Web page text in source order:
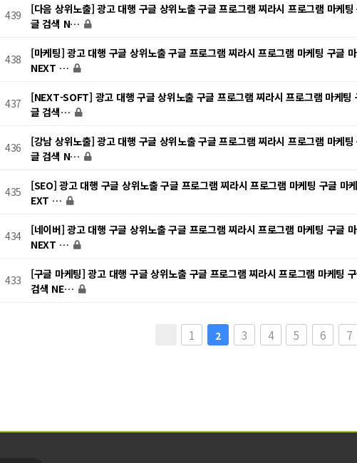
439
[다음 상위노출] 광고 대행 구글 상위노출 구글 프로그램 찌라시 프로그램 마케팅
글 검색 N…
438
[마케팅] 광고 대행 구글 상위노출 구글 프로그램 찌라시 프로그램 마케팅 구글
NEXT …
437
[NEXT-SOFT] 광고 대행 구글 상위노출 구글 프로그램 찌라시 프로그램 마케팅
글 검색…
436
[강남 상위노출] 광고 대행 구글 상위노출 구글 프로그램 찌라시 프로그램 마케팅
글 검색 N…
435
[SEO] 광고 대행 구글 상위노출 구글 프로그램 찌라시 프로그램 마케팅 구글 마
EXT …
434
[네이버] 광고 대행 구글 상위노출 구글 프로그램 찌라시 프로그램 마케팅 구글
NEXT …
433
[구글 마케팅] 광고 대행 구글 상위노출 구글 프로그램 찌라시 프로그램 마케팅
검색 NE…
1 2 3 4 5 6 7